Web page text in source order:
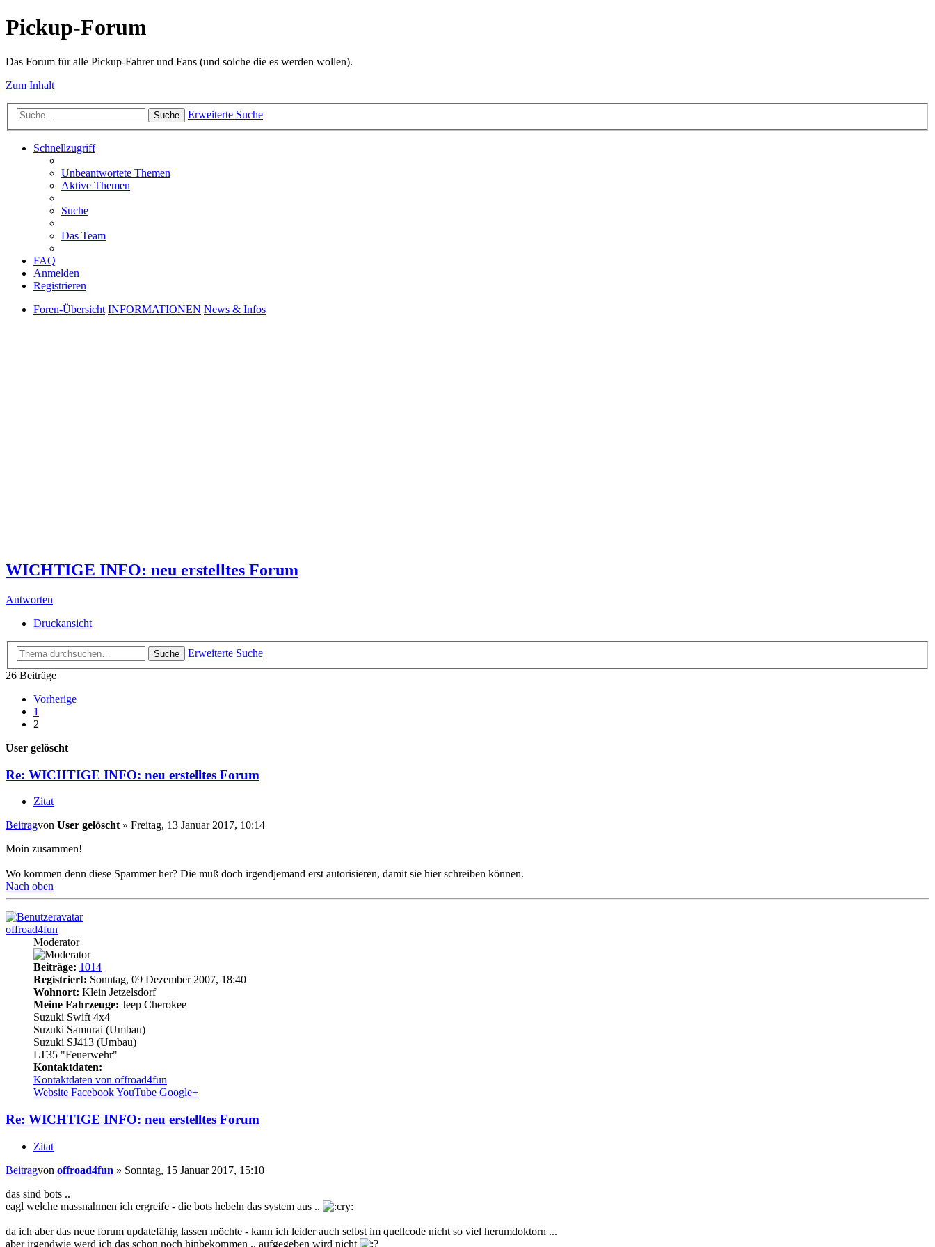
Pickup-Forum
Das Forum für alle Pickup-Fahrer und Fans (und solche die es werden wollen).
Zum Inhalt
Suche Erweiterte Suche
Schnellzugriff
Unbeantwortete Themen
Aktive Themen
Suche
Das Team
FAQ
Anmelden
Registrieren
Foren-Übersicht INFORMATIONEN News & Infos
WICHTIGE INFO: neu erstelltes Forum
Antworten
Druckansicht
Suche
Erweiterte Suche
26 Beiträge
Vorherige
1
2
User gelöscht
Re: WICHTIGE INFO: neu erstelltes Forum
Zitat
Beitragvon User gelöscht » Freitag, 13 Januar 2017, 10:14
Moin zusammen!
Wo kommen denn diese Spammer her? Die muß doch irgendjemand erst autorisieren, damit sie hier schreiben können.
Nach oben
offroad4fun
Moderator
Beiträge: 1014
Registriert: Sonntag, 09 Dezember 2007, 18:40
Wohnort: Klein Jetzelsdorf
Meine Fahrzeuge: Jeep Cherokee
Suzuki Swift 4x4
Suzuki Samurai (Umbau)
Suzuki SJ413 (Umbau)
LT35 "Feuerwehr"
Kontaktdaten:
Kontaktdaten von offroad4fun
Website FacebookYouTube Google+
Re: WICHTIGE INFO: neu erstelltes Forum
Zitat
Beitragvon offroad4fun » Sonntag, 15 Januar 2017, 15:10
das sind bots ..
eagl welche massnahmen ich ergreife - die bots hebeln das system aus ..
da ich aber das neue forum updatefähig lassen möchte - kann ich leider auch selbst im quellcode nicht so viel herumdoktorn ...
aber irgendwie werd ich das schon noch hinbekommen .. aufgegeben wird nicht